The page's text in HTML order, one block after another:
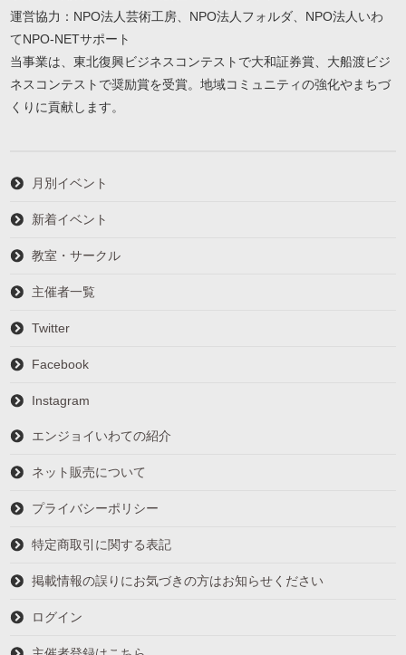
運営協力：NPO法人芸術工房、NPO法人フォルダ、NPO法人いわ
てNPO-NETサポート
当事業は、東北復興ビジネスコンテストで大和証券賞、大船渡ビジ
ネスコンテストで奨励賞を受賞。地域コミュニティの強化やまちづ
くりに貢献します。
月別イベント
新着イベント
教室・サークル
主催者一覧
Twitter
Facebook
Instagram
エンジョイいわての紹介
ネット販売について
プライバシーポリシー
特定商取引に関する表記
掲載情報の誤りにお気づきの方はお知らせください
ログイン